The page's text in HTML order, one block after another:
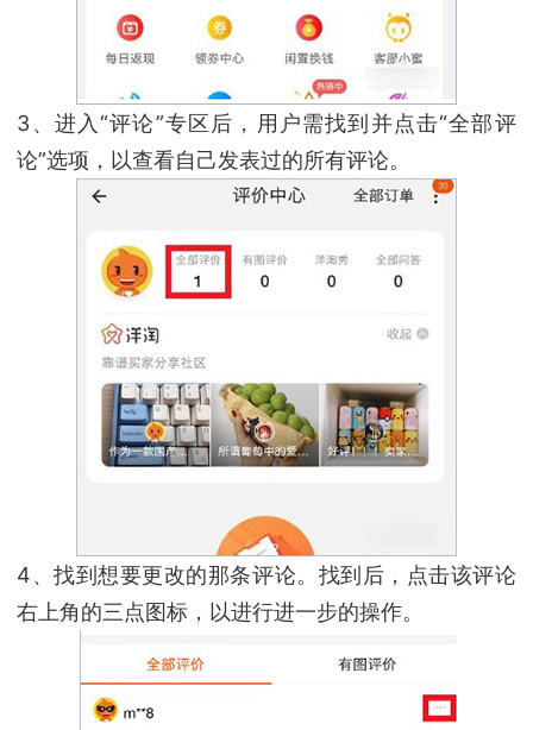
3、进入“评论”专区后，用户需找到并点击“全部评
论”选项，以查看自己发表过的所有评论。
4、找到想要更改的那条评论。找到后，点击该评论
右上角的三点图标，以进行进一步的操作。